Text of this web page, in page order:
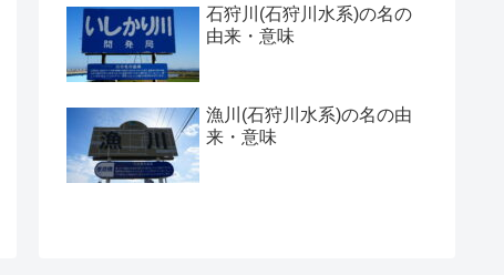
石狩川(石狩川水系)の名の
由来・意味
漁川(石狩川水系)の名の由
来・意味